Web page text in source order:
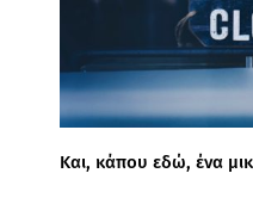
Και, κάπου εδώ, ένα